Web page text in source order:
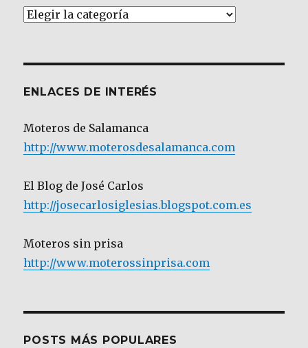
Artículos
ENLACES DE INTERÉS
Moteros de Salamanca
http://www.moterosdesalamanca.com
El Blog de José Carlos
http://josecarlosiglesias.blogspot.com.es
Moteros sin prisa
http://www.moterossinprisa.com
POSTS MÁS POPULARES